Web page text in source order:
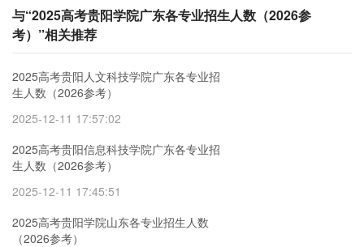
与“2025高考贵阳学院广东各专业招生人数（2026参
考）”相关推荐
2025高考贵阳人文科技学院广东各专业招
生人数（2026参考）
2025-12-11 17:57:02
2025高考贵阳信息科技学院广东各专业招
生人数（2026参考）
2025-12-11 17:45:51
2025高考贵阳学院山东各专业招生人数
（2026参考）